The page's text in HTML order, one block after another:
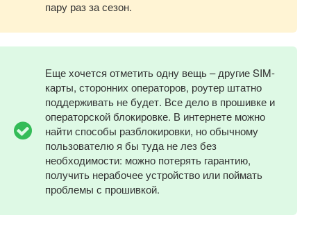
пару раз за сезон.
Еще хочется отметить одну вещь – другие SIM-
карты, сторонних операторов, роутер штатно
поддерживать не будет. Все дело в прошивке и
операторской блокировке. В интернете можно
найти способы разблокировки, но обычному
пользователю я бы туда не лез без
необходимости: можно потерять гарантию,
получить нерабочее устройство или поймать
проблемы с прошивкой.